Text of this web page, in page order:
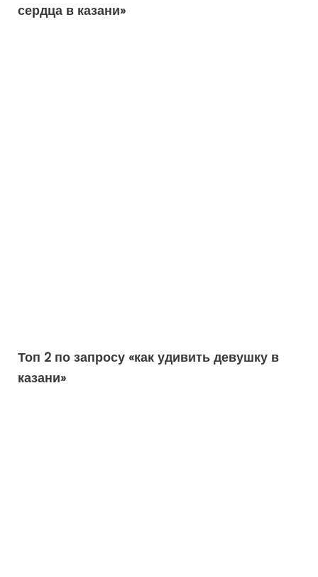
сердца в казани»
Топ 2 по запросу «как удивить девушку в
казани»